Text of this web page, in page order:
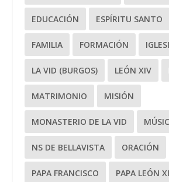
EDUCACIÓN ESPÍRITU SANTO
FAMILIA FORMACIÓN
LA VID (BURGOS) LEÓN XIV
MATRIMONIO MISIÓN
MONASTERIO DE LA VID
NS DE BELLAVISTA ORACIÓN
PAPA FRANCISCO PAPA LEÓN